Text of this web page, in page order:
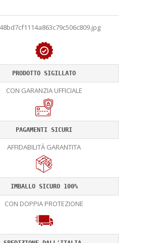
PRODOTTO SIGILLATO
CON GARANZIA UFFICIALE
PAGAMENTI SICURI
AFFIDABILITÀ GARANTITA
IMBALLO SICURO 100%
CON DOPPIA PROTEZIONE